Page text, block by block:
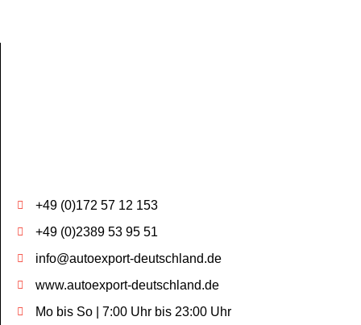
+49 (0)172 57 12 153
+49 (0)2389 53 95 51
info@autoexport-deutschland.de
www.autoexport-deutschland.de
Mo bis So | 7:00 Uhr bis 23:00 Uhr